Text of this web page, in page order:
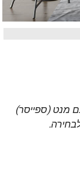
מנט (ספייסר)